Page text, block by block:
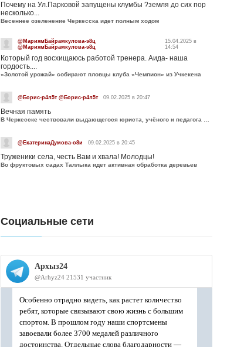
Почему на Ул.Парковой запущены клумбы ?земля до сих пор
несколько...
Весеннее озеленение Черкесска идет полным ходом
@МариямБайрамкулова-э8ц
@МариямБайрамкулова-э8ц
15.04.2025 в
14:54
Который год восхищаюсь работой тренера. Аида- наша
гордость....
«Золотой урожай» собирают пловцы клуба «Чемпион» из Учкекена
@Борис-р4л5т @Борис-р4л5т 09.02.2025 в 20:47
Вечная память
@ЕкатеринаДумова-о8и 09.02.2025 в 20:45
Труженики села, честь Вам и хвала! Молодцы!
Во фруктовых садах Таллыка идет активная обработка деревьев
Социальные сети